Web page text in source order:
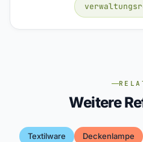
Weitere
Textilware Deckenlampe